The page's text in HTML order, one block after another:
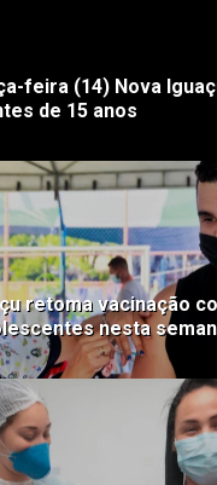
feira (14) Nova
de 15 anos
retoma vacinação
nesta